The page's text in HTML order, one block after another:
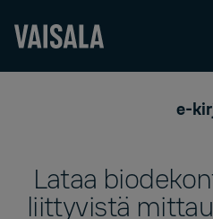
e-
Lataa
liittyvistä